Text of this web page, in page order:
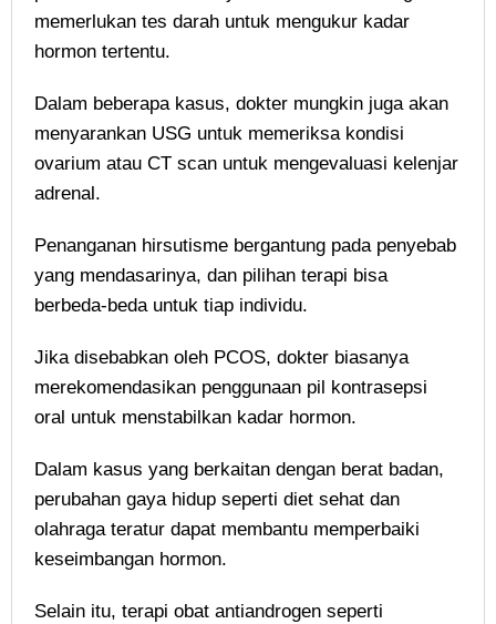
memerlukan tes darah untuk mengukur kadar
hormon tertentu.
Dalam beberapa kasus, dokter mungkin juga akan
menyarankan USG untuk memeriksa kondisi
ovarium atau CT scan untuk mengevaluasi kelenjar
adrenal.
Penanganan hirsutisme bergantung pada penyebab
yang mendasarinya, dan pilihan terapi bisa
berbeda-beda untuk tiap individu.
Jika disebabkan oleh PCOS, dokter biasanya
merekomendasikan penggunaan pil kontrasepsi
oral untuk menstabilkan kadar hormon.
Dalam kasus yang berkaitan dengan berat badan,
perubahan gaya hidup seperti diet sehat dan
olahraga teratur dapat membantu memperbaiki
keseimbangan hormon.
Selain itu, terapi obat antiandrogen seperti